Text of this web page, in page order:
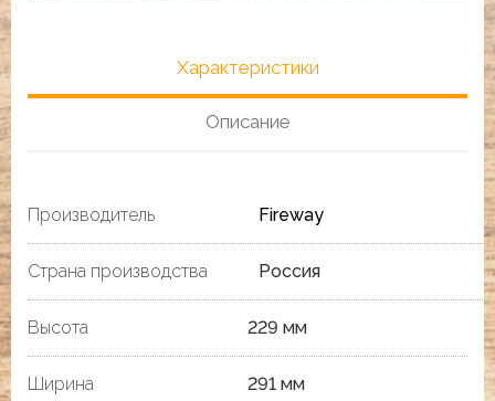
Характеристики
Описание
Производитель Fireway
Страна производства Россия
Высота 229 мм
Ширина 291 мм